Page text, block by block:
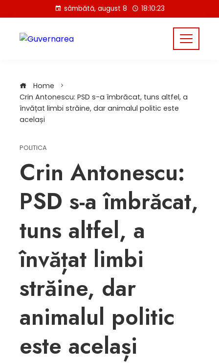
to
content
sâmbătă, august 8 18:10:24
Home
Crin Antonescu: PSD s-a îmbrăcat, tuns altfel, a
învățat limbi străine, dar animalul politic este
același
POLITICA
Crin Antonescu:
PSD s-a îmbrăcat,
tuns altfel, a
învățat limbi
străine, dar
animalul politic
este același